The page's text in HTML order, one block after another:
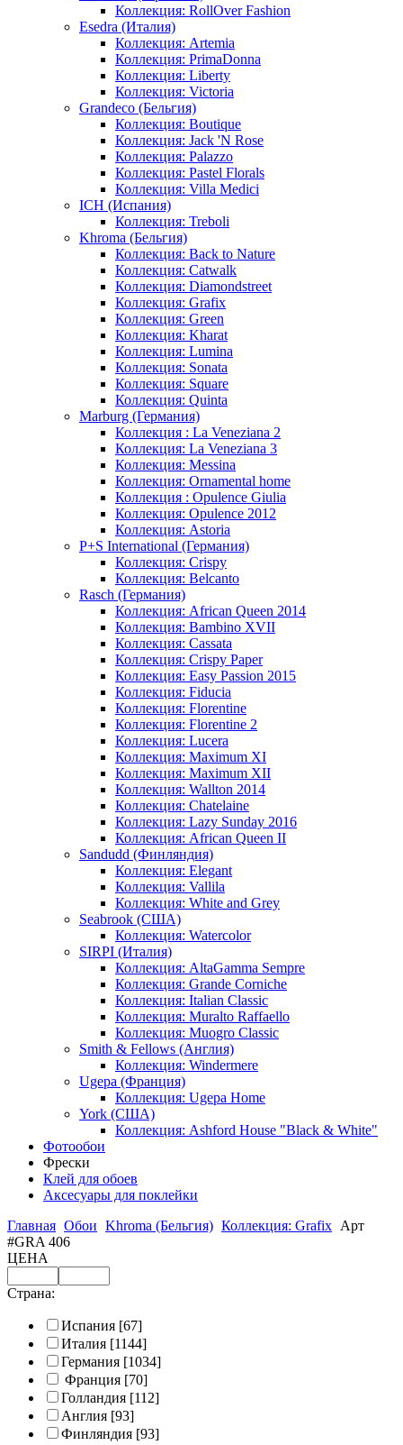
Коллекция: RollOver Fashion
Esedra (Италия)
Коллекция: Artemia
Коллекция: PrimaDonna
Коллекция: Liberty
Коллекция: Victoria
Grandeco (Бельгия)
Коллекция: Boutique
Коллекция: Jack 'N Rose
Коллекция: Palazzo
Коллекция: Pastel Florals
Коллекция: Villa Medici
ICH (Испания)
Коллекция: Treboli
Khroma (Бельгия)
Коллекция: Back to Nature
Коллекция: Catwalk
Коллекция: Diamondstreet
Коллекция: Grafix
Коллекция: Green
Коллекция: Kharat
Коллекция: Lumina
Коллекция: Sonata
Коллекция: Square
Коллекция: Quinta
Marburg (Германия)
Коллекция : La Veneziana 2
Коллекция: La Veneziana 3
Коллекция: Messina
Коллекция: Ornamental home
Коллекция : Opulence Giulia
Коллекция: Opulence 2012
Коллекция: Astoria
P+S International (Германия)
Коллекция: Crispy
Коллекция: Belcanto
Rasch (Германия)
Коллекция: African Queen 2014
Коллекция: Bambino XVII
Коллекция: Cassata
Коллекция: Crispy Paper
Коллекция: Easy Passion 2015
Коллекция: Fiducia
Коллекция: Florentine
Коллекция: Florentine 2
Коллекция: Lucera
Коллекция: Maximum XI
Коллекция: Maximum XII
Коллекция: Wallton 2014
Коллекция: Chatelaine
Коллекция: Lazy Sunday 2016
Коллекция: African Queen II
Sandudd (Финляндия)
Коллекция: Elegant
Коллекция: Vallila
Коллекция: White and Grey
Seabrook (США)
Коллекция: Watercolor
SIRPI (Италия)
Коллекция: AltaGamma Sempre
Коллекция: Grande Corniche
Коллекция: Italian Classic
Коллекция: Muralto Raffaello
Коллекция: Muogro Сlassic
Smith & Fellows (Англия)
Коллекция: Windermere
Ugepa (Франция)
Коллекция: Ugepa Home
York (США)
Коллекция: Ashford House "Black & White"
Фотообои
Фрески
Клей для обоев
Аксесуары для поклейки
Главная Обои Khroma (Бельгия) Коллекция: Grafix Арт
#GRA 406
ЦЕНА
Страна:
Испания [67]
Италия [1144]
Германия [1034]
Франция [70]
Голландия [112]
Англия [93]
Финляндия [93]